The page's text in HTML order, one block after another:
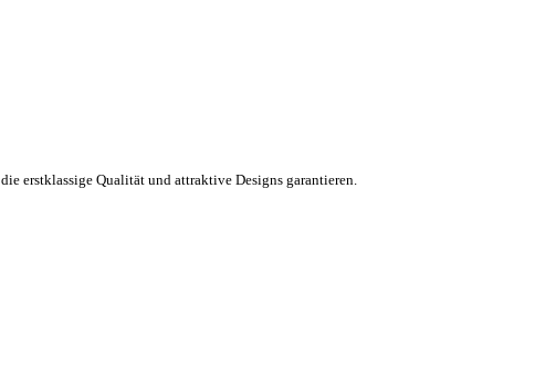
erstklassige Qualität und attraktive Designs garantieren.